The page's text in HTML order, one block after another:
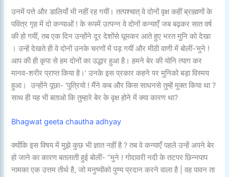
उनमें पत्ते और डालियाँ भी नहीं रह गयीं। तत्पश्चात् वे दोनों वृक्ष कहीं ब्राह्मणों के
पवित्र गृह में दो कन्याओं ! के रूपमें उत्पन्न वे दोनों कन्याएँ जब बढ़कर सात वर्ष
की हो गयीं, तब एक दिन उन्होंने दूर देशोंसे घूमकर आते हुए भरत मुनि को देखा
। उन्हें देखते ही वे दोनों उनके चरणों में पड़ गयीं और मीठी वाणी में बोलीं-‘मुने !
आप की ही कृपा से हम दोनों का उद्धार हुआ है। हमने बेर की योनि त्याग कर
मानव-शरीर प्राप्त किया है।’ उनके इस प्रकार कहने पर मुनिको बड़ा विस्मय
हुआ। उन्होंने पूछा- ‘पुत्रियो ! मैंने कब और किस साधनसे तुम्हें मुक्त किया था ?
साथ ही यह भी बताओ कि तुम्हारे बेर के वृक्ष होने में क्या कारण था?
Bhagwat geeta chautha adhyay
क्योंकि इस विषय में मुझे कुछ भी ज्ञात नहीं है ? तब वे कन्याएँ पहले उन्हें अपने बेर
हो जाने का कारण बतलाती हुई बोलीं- “मुने ! गोदावरी नदी के तटपर छिन्नपाप
नामका एक उत्तम तीर्थ है, जो मनुष्योंको पुण्य प्रदान करने वाला है | वह पावन ता